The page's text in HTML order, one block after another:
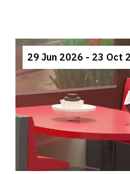
29 Jun 2026 - 23 Oct